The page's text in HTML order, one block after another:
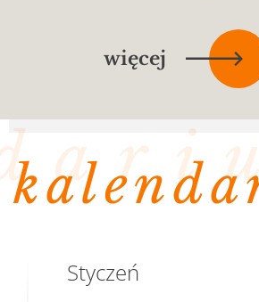
więcej
temat
edycie
stein...
Zobacz
więcej
Styczeń